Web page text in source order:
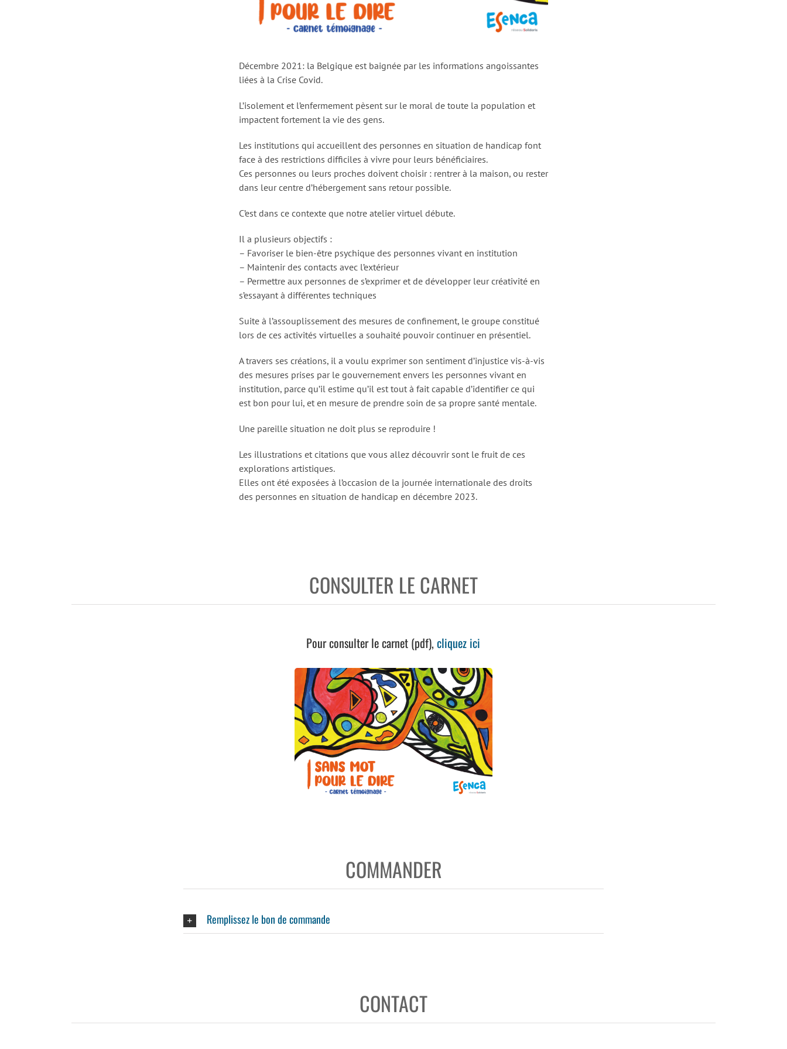
Décembre 2021: la Belgique est baignée par les informations angoissantes
liées à la Crise Covid.
L’isolement et l’enfermement pèsent sur le moral de toute la population et
impactent fortement la vie des gens.
Les institutions qui accueillent des personnes en situation de handicap font
face à des restrictions difficiles à vivre pour leurs bénéficiaires.
Ces personnes ou leurs proches doivent choisir : rentrer à la maison, ou rester
dans leur centre d’hébergement sans retour possible.
C’est dans ce contexte que notre atelier virtuel débute.
Il a plusieurs objectifs :
– Favoriser le bien-être psychique des personnes vivant en institution
– Maintenir des contacts avec l’extérieur
– Permettre aux personnes de s’exprimer et de développer leur créativité en
s’essayant à différentes techniques
Suite à l’assouplissement des mesures de confinement, le groupe constitué
lors de ces activités virtuelles a souhaité pouvoir continuer en présentiel.
A travers ses créations, il a voulu exprimer son sentiment d’injustice vis-à-vis
des mesures prises par le gouvernement envers les personnes vivant en
institution, parce qu’il estime qu’il est tout à fait capable d’identifier ce qui
est bon pour lui, et en mesure de prendre soin de sa propre santé mentale.
Une pareille situation ne doit plus se reproduire !
Les illustrations et citations que vous allez découvrir sont le fruit de ces
explorations artistiques.
Elles ont été exposées à l’occasion de la journée internationale des droits
des personnes en situation de handicap en décembre 2023.
CONSULTER LE CARNET
Pour consulter le carnet (pdf),cliquez ici
COMMANDER
Remplissez le bon de commande
CONTACT